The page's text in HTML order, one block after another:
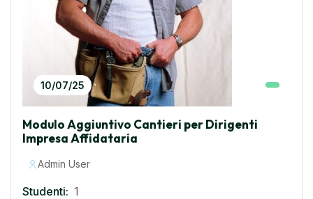
10/07/25
Modulo Aggiuntivo Cantieri per Dirigenti
Impresa Affidataria
Admin User
Studenti: 1